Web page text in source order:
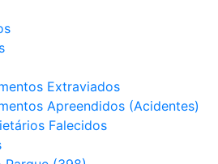
Extraviados
Apreendidos (Acidentes)
Falecidos